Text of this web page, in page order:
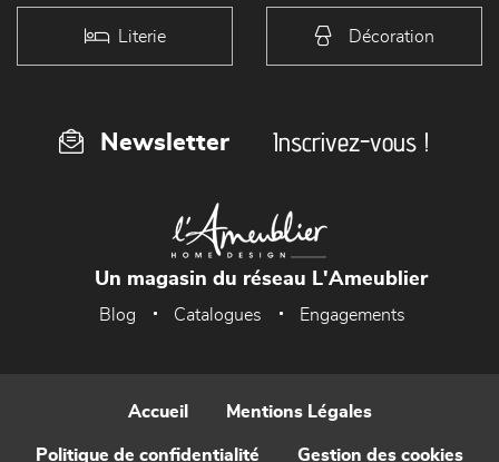
Literie Décoration
Newsletter Inscrivez-vous !
Un magasin du réseau L'Ameublier
Blog Catalogues Engagements
Accueil Mentions Légales
Politique de confidentialité Gestion des cookies